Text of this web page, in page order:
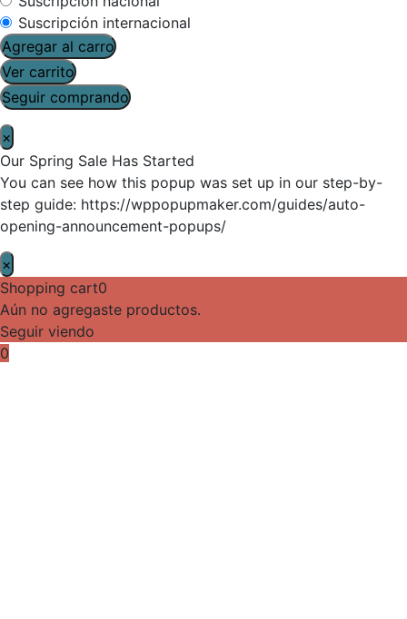
Suscripción internacional
Agregar al carro
Ver carrito
Seguir comprando
×
Our Spring Sale Has Started
You can see how this popup was set up in our step-by-
step guide: https://wppopupmaker.com/guides/auto-
opening-announcement-popups/
×
Shopping cart0
Aún no agregaste productos.
Seguir viendo
0